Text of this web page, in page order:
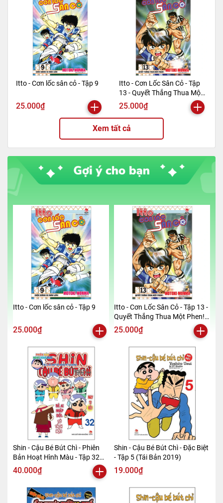
Itto - Cơn lốc sân cỏ - Tập 9
25.000₫
Itto - Cơn Lốc Sân Cỏ - Tập
13 - Quyết Thắng Thua Một
Phen!! (Tái Bản 2024)
25.000₫
Xem tất cả
Itto - Cơn lốc sân cỏ - Tập 9
25.000₫
Itto - Cơn Lốc Sân Cỏ - Tập 13 -
Quyết Thắng Thua Một Phen!!
(Tái Bản 2024)
25.000₫
Shin - Cậu Bé Bút Chì - Phiên
Bản Hoạt Hình Màu - Tập 32
(Tái Bản 2019)
40.000₫
Shin - Cậu Bé Bút Chì - Đặc Biệt
- Tập 5 (Tái Bản 2019)
19.000₫